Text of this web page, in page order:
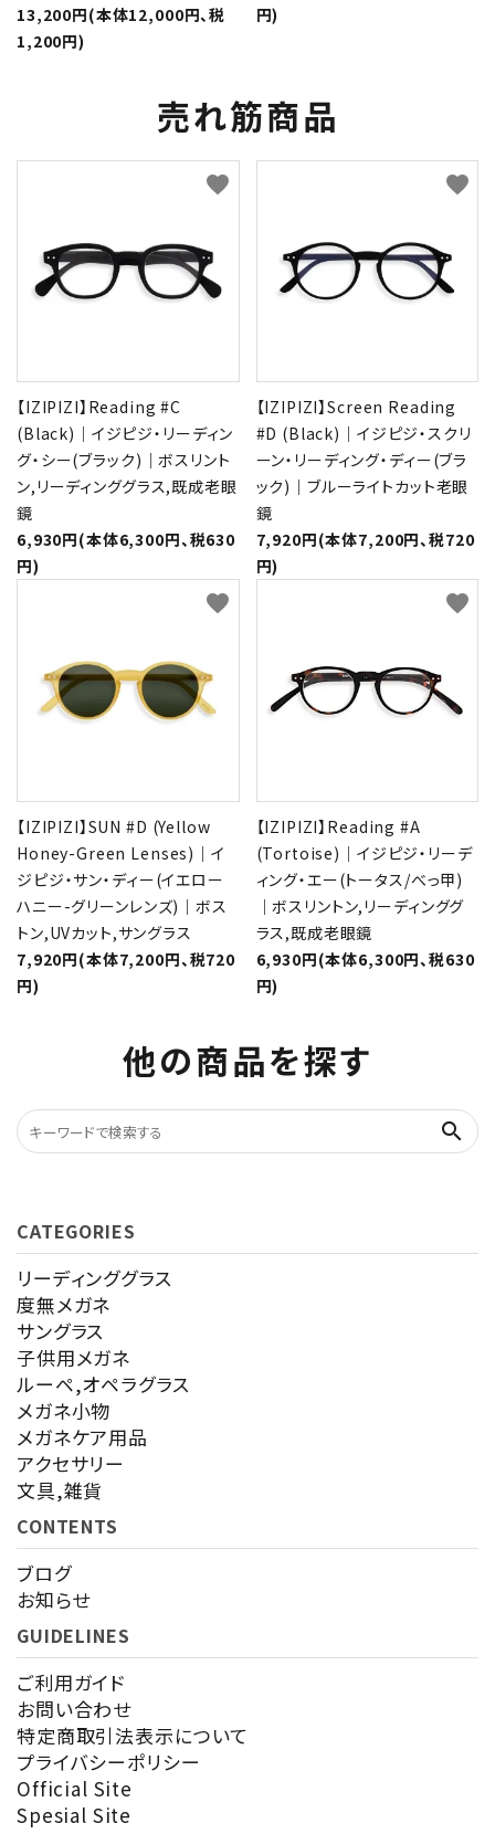
13,200円(本体12,000円、税
1,200円)
円)
売れ筋商品
【IZIPIZI】Reading #C
(Black)｜イジピジ・リーディン
グ・シー(ブラック)｜ボスリント
ン,リーディンググラス,既成老眼
鏡
6,930円(本体6,300円、税630
円)
favorite
【IZIPIZI】Screen Reading
#D (Black)｜イジピジ・スクリ
ーン・リーディング・ディー(ブラ
ック)｜ブルーライトカット老眼
鏡
7,920円(本体7,200円、税720
円)
favorite
【IZIPIZI】SUN #D (Yellow
Honey-Green Lenses)｜イ
ジピジ・サン・ディー(イエロー
ハニー-グリーンレンズ)｜ボス
トン,UVカット,サングラス
7,920円(本体7,200円、税720
円)
favorite
【IZIPIZI】Reading #A
(Tortoise)｜イジピジ・リーデ
ィング・エー(トータス/べっ甲)
｜ボスリントン,リーディンググ
ラス,既成老眼鏡
6,930円(本体6,300円、税630
円)
favorite
他の商品を探す
search
CATEGORIES
リーディンググラス
度無メガネ
サングラス
子供用メガネ
ルーペ,オペラグラス
メガネ小物
メガネケア用品
アクセサリー
文具,雑貨
CONTENTS
ブログ
お知らせ
GUIDELINES
ご利用ガイド
お問い合わせ
特定商取引法表示について
プライバシーポリシー
Official Site
Spesial Site